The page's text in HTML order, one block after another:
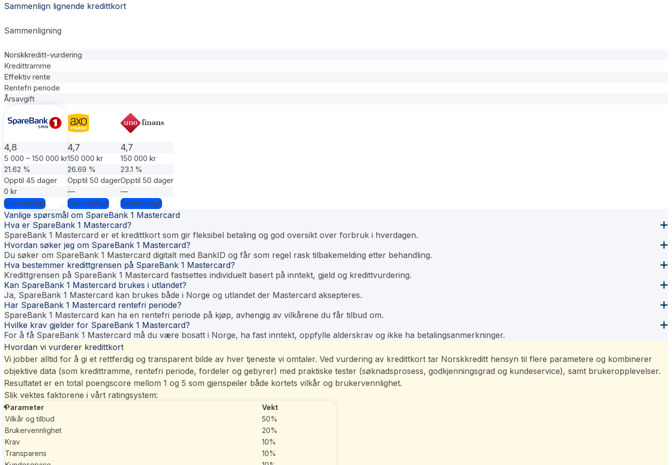
Sammenlign lignende kredittkort
Sammenligning
Norskkreditt-vurdering
Kredittramme
Effektiv rente
Rentefri periode
Årsavgift
4,8
5 000 – 150 000 kr
21.62 %
Opptil 45 dager
0 kr
Sammenlign
4,7
150 000 kr
26.69 %
Opptil 50 dager
—
Sammenlign
4,7
150 000 kr
23.1 %
Opptil 50 dager
—
Sammenlign
Vanlige spørsmål om SpareBank 1 Mastercard
Hva er SpareBank 1 Mastercard?
SpareBank 1 Mastercard er et kredittkort som gir fleksibel betaling og god oversikt over forbruk i hverdagen.
Hvordan søker jeg om SpareBank 1 Mastercard?
Du søker om SpareBank 1 Mastercard digitalt med BankID og får som regel rask tilbakemelding etter behandling.
Hva bestemmer kredittgrensen på SpareBank 1 Mastercard?
Kredittgrensen på SpareBank 1 Mastercard fastsettes individuelt basert på inntekt, gjeld og kredittvurdering.
Kan SpareBank 1 Mastercard brukes i utlandet?
Ja, SpareBank 1 Mastercard kan brukes både i Norge og utlandet der Mastercard aksepteres.
Har SpareBank 1 Mastercard rentefri periode?
SpareBank 1 Mastercard kan ha en rentefri periode på kjøp, avhengig av vilkårene du får tilbud om.
Hvilke krav gjelder for SpareBank 1 Mastercard?
For å få SpareBank 1 Mastercard må du være bosatt i Norge, ha fast inntekt, oppfylle alderskrav og ikke ha betalingsanmerkninger.
Hvordan vi vurderer kredittkort
Vi jobber alltid for å gi et rettferdig og transparent bilde av hver tjeneste vi omtaler. Ved vurdering av kredittkort tar Norskkreditt hensyn til flere parametere og kombinerer
objektive data (som kredittramme, rentefri periode, fordeler og gebyrer) med praktiske tester (søknadsprosess, godkjenningsgrad og kundeservice), samt brukeropplevelser.
Resultatet er en total poengscore mellom 1 og 5 som gjenspeiler både kortets vilkår og brukervennlighet.
Slik vektes faktorene i vårt ratingsystem:
Parameter
Vekt
Vilkår og tilbud
50%
Brukervennlighet
20%
Krav
10%
Transparens
10%